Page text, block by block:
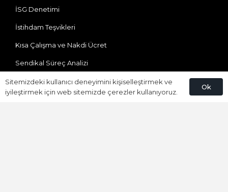
İSG Denetimi
İstihdam Teşvikleri
Kısa Çalışma ve Nakdi Ücret
Sendikal Süreç Analizi
Sosyal Güvenlik
Yabancı Çalışma
Sitemizdeki kullanıcı deneyimini kişiselleştirmek ve
iyileştirmek için web sitemizde çerezler kullanıyoruz.
Ok